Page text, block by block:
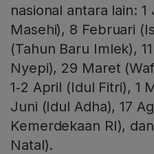
nasional antara lain:
Masehi), 8 Februari
(Tahun Baru Imlek),
Nyepi), 29 Maret
1‑2 April (Idul Fitri), 1
Juni (Idul Adha), 17
Kemerdekaan RI),
Natal).